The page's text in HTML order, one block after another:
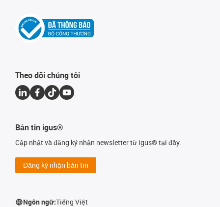
Theo dõi chúng tôi
Bản tin igus®
Cập nhật và đăng ký nhận newsletter từ igus® tại đây.
Đăng ký nhận bản tin
Ngôn ngữ:Tiếng Việt